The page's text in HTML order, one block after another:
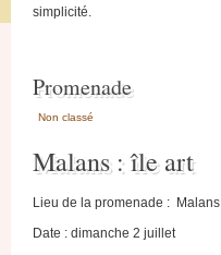
simplicité.
Promenade
Non classé
Malans : île art
Lieu de la promenade : Malans
Date : dimanche 2 juillet